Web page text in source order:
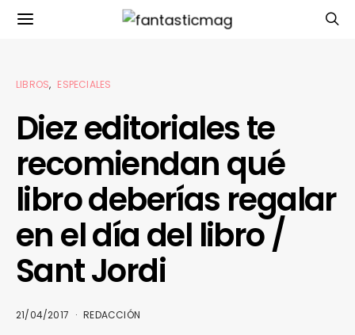
LIBROS ESPECIALES
Diez editoriales te
recomiendan qué
libro deberías regalar
en el día del libro /
Sant Jordi
21/04/2017 REDACCIÓN